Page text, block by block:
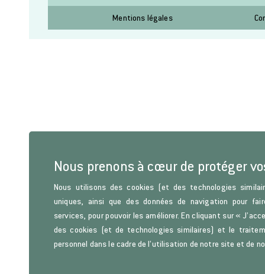
Mentions légales
Nous prenons à cœur de protéger
Nous utilisons des cookies (et des technologies
uniques, ainsi que des données de navigation pour
services, pour pouvoir les améliorer. En cliquant sur «
des cookies (et de technologies similaires) et le
personnel dans le cadre de l’utilisation de notre site et de